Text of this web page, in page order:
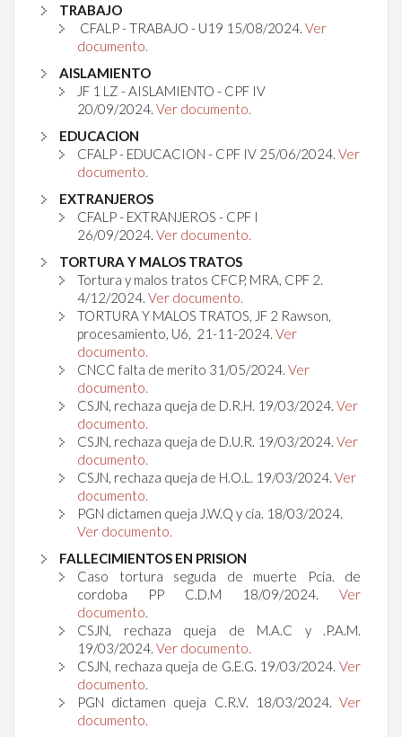
TRABAJO
CFALP - TRABAJO - U19 15/08/2024. Ver
documento.
AISLAMIENTO
JF 1 LZ - AISLAMIENTO - CPF IV
20/09/2024. Ver documento.
EDUCACION
CFALP - EDUCACION - CPF IV 25/06/2024. Ver
documento.
EXTRANJEROS
CFALP - EXTRANJEROS - CPF I
26/09/2024. Ver documento.
TORTURA Y MALOS TRATOS
Tortura y malos tratos CFCP, MRA, CPF 2.
4/12/2024. Ver documento.
TORTURA Y MALOS TRATOS, JF 2 Rawson,
procesamiento, U6, 21-11-2024. Ver
documento.
CNCC falta de merito 31/05/2024. Ver
documento.
CSJN, rechaza queja de D.R.H. 19/03/2024. Ver
documento.
CSJN, rechaza queja de D.U.R. 19/03/2024. Ver
documento.
CSJN, rechaza queja de H.O.L. 19/03/2024. Ver
documento.
PGN dictamen queja J.W.Q y cía. 18/03/2024.
Ver documento.
FALLECIMIENTOS EN PRISION
Caso tortura seguda de muerte Pcia. de
cordoba PP C.D.M 18/09/2024.
Ver
documento.
CSJN, rechaza queja de M.A.C y .P.A.M.
19/03/2024. Ver documento.
CSJN, rechaza queja de G.E.G. 19/03/2024.Ver
documento.
PGN dictamen queja C.R.V.
18/03/2024. Ver
documento.